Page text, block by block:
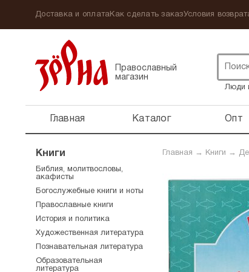
Доставка и оплатаКак сделать заказУсловия
Православный
магазин
Люди
Главная Каталог Опт
Главная → Книги →
Книги
Библия, молитвословы,
акафисты
Богослужебные книги и ноты
Православные книги
История и политика
Художественная литература
Познавательная литература
Образовательная
литература